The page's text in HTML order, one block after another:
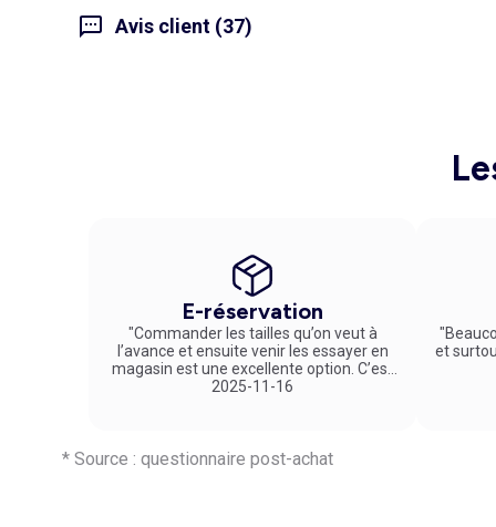
Avis client (37)
E-réservation
"Commander les tailles qu’on veut à
l’avance et ensuite venir les essayer en
magasin est une excellente option. C’est
un service vraiment pratique et agréable
2025-11-16
et
* Source : questionnaire post-achat